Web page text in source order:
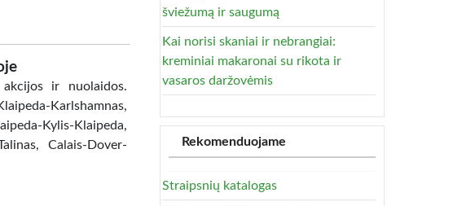
ir nuolaidos.
Karlshamnas,
Kylis-Klaipeda,
Calais-Dover-
šviežumą ir saugumą
Kai norisi skaniai ir nebrangiai:
kreminiai makaronai su rikota ir
vasaros daržovėmis
Rekomenduojame
Straipsnių katalogas